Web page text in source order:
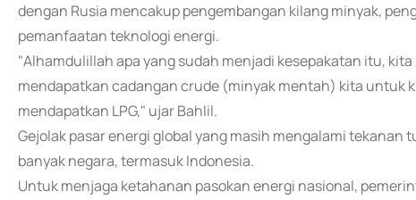
dengan Rusia mencakup pengembangan kilang minyak,
pemanfaatan teknologi energi.
"Alhamdulillah apa yang sudah menjadi kesepakatan itu,
mendapatkan cadangan crude (minyak mentah) kita untuk
mendapatkan LPG," ujar Bahlil.
Gejolak pasar energi global yang masih mengalami
banyak negara, termasuk Indonesia.
Untuk menjaga ketahanan pasokan energi nasional,